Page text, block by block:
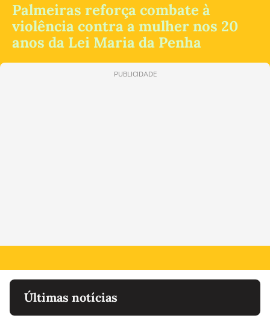
Palmeiras reforça combate à
violência contra a mulher nos 20
anos da Lei Maria da Penha
PUBLICIDADE
Últimas notícias